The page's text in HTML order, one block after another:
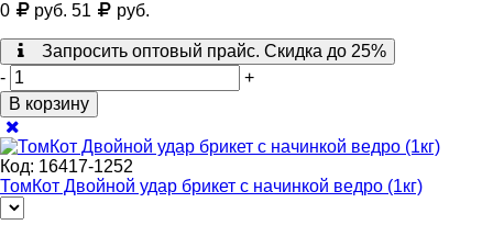
0 руб. 51 руб.
Запросить оптовый прайс. Скидка до 25%
-
+
В корзину
Код: 16417-1252
ТомКот Двойной удар брикет с начинкой ведро (1кг)